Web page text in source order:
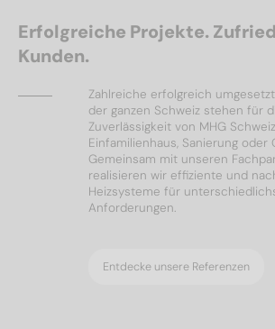
Erfolgreiche Projekte.
Kunden.
Zahlreiche erfolgreich
der ganzen Schweiz stehen für
Zuverlässigkeit von MHG
Einfamilienhaus, Sanierung oder
Gemeinsam mit unseren
realisieren wir effiziente und
Heizsysteme für
Anforderungen.
Entdecke unsere Referenzen